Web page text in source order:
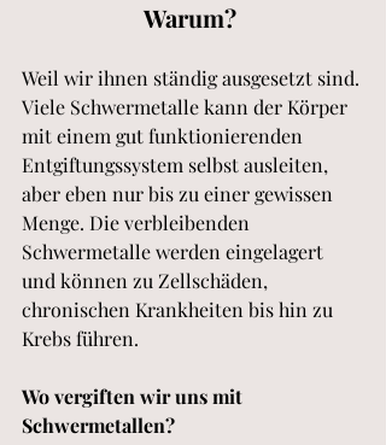
Warum?
Weil wir ihnen ständig ausgesetzt sind.
Viele Schwermetalle kann der Körper
mit einem gut funktionierenden
Entgiftungssystem selbst ausleiten,
aber eben nur bis zu einer gewissen
Menge. Die verbleibenden
Schwermetalle werden eingelagert
und können zu Zellschäden,
chronischen Krankheiten bis hin zu
Krebs führen.
Wo vergiften wir uns mit
Schwermetallen?